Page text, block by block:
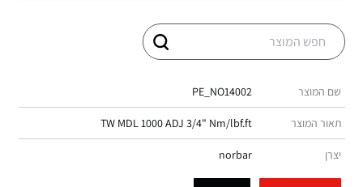
שם המוצר PE_NO14002
תאור המוצר TW MDL 1000 ADJ 3/4" Nm/lbf.ft
יצרן norbar